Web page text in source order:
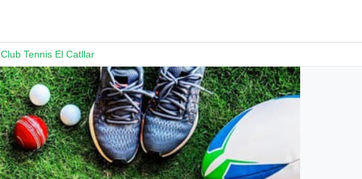
Club Tennis El Catllar